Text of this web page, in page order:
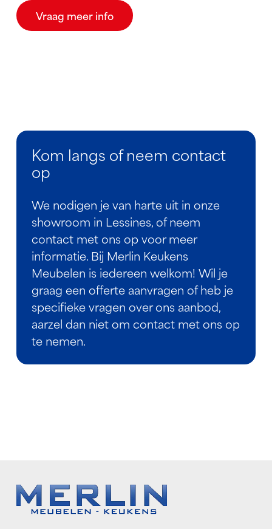
Vraag meer info
Kom langs of neem contact
op
We nodigen je van harte uit in onze
showroom in Lessines, of neem
contact met ons op voor meer
informatie. Bij Merlin Keukens
Meubelen is iedereen welkom! Wil je
graag een offerte aanvragen of heb je
specifieke vragen over ons aanbod,
aarzel dan niet om contact met ons op
te nemen.